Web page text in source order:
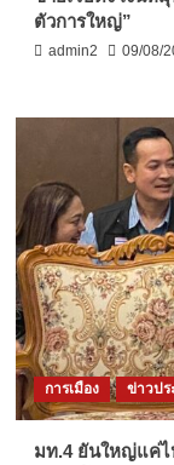
ตัวการใหญ่”
admin2 09/08/
การเมือง ข่าวป
มท.4 ยันใหญ่แค่ไ